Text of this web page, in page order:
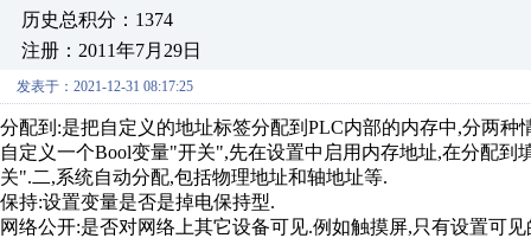
历史总积分：1374
注册：2011年7月29日
发表于：2021-12-31 08:17:25
分配到:是把自定义的地址标签分配到PLC内部的内存中,分两
自定义一个Bool变量"开关",先在设置中启用内存地址,在分配
关".二,系统自动分配,包括物理地址和轴地址等.
保持:设置变量是否是掉电保持型.
网络公开:是否对网络上其它设备可见.例如触摸屏,只有设置可